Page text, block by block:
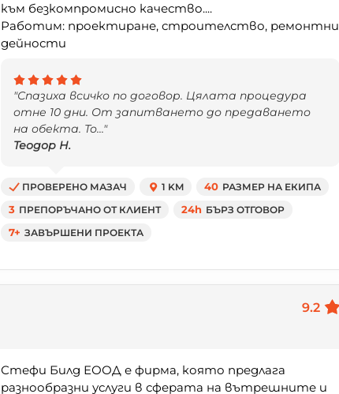
към безкомпромисно качество....
Работим: проектиране, строителство, ремонтни
дейности
"Спазиха всичко по договор. Цялата процедура
отне 10 дни. От запитването до предаването
на обекта. То..."
Теодор Н.
ПРОВЕРЕНО МАЗАЧ 1 KM 40 РАЗМЕР НА ЕКИПА
3 ПРЕПОРЪЧАНО ОТ КЛИЕНТ 24h БЪРЗ ОТГОВОР
7+ ЗАВЪРШЕНИ ПРОЕКТА
9.2
Стефи Билд ЕООД е фирма, която предлага
разнообразни услуги в сферата на вътрешните и